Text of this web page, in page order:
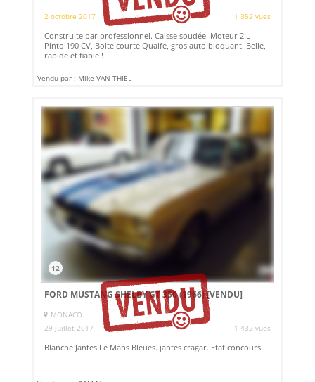
2 octobre 2017 1 352 vues
Construite par professionnel. Caisse soudée. Moteur 2 L
Pinto 190 CV, Boite courte Quaife, gros auto bloquant. Belle,
rapide et fiable !
Vendu par : Mike VAN THIEL
12
FORD MUSTANG SHELBY GT 350 (1966)[VENDU]
MONACO
29 juillet 2017
1 432 vues
Blanche Jantes Le Mans Bleues. jantes cragar. Etat concours.